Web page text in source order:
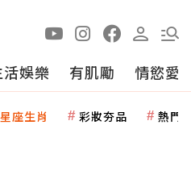
活娛樂 有肌勵 情慾愛
星座生肖 彩妝夯品 熱門